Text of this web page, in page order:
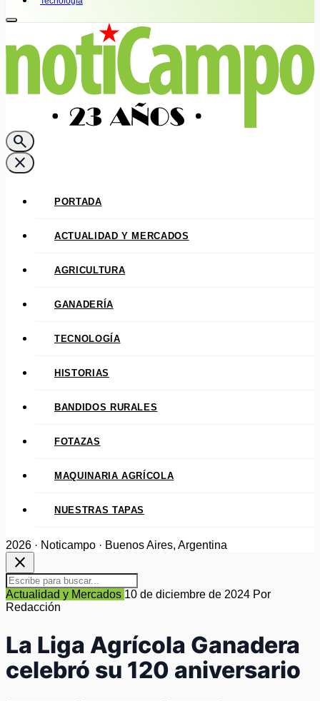
search
close
PORTADA
ACTUALIDAD Y MERCADOS
AGRICULTURA
GANADERÍA
TECNOLOGÍA
HISTORIAS
BANDIDOS RURALES
FOTAZAS
MAQUINARIA AGRÍCOLA
NUESTRAS TAPAS
2026 · Noticampo · Buenos Aires, Argentina
close
Actualidad y Mercados 10 de diciembre de 2024 Por
Redacción
La Liga Agrícola Ganadera
celebró su 120 aniversario